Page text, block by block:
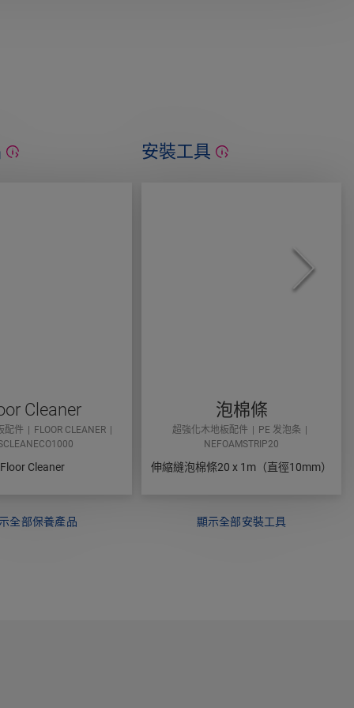
Cleaner
配件
FLOOR CLEANER
Floor Cleaner
全部保養產品
安裝工具
泡棉條
超強化木地板配件
PE 发泡条
NEFOAMSTRIP20
伸縮縫泡棉條20 x 1m（直徑10mm）
顯示全部安裝工具